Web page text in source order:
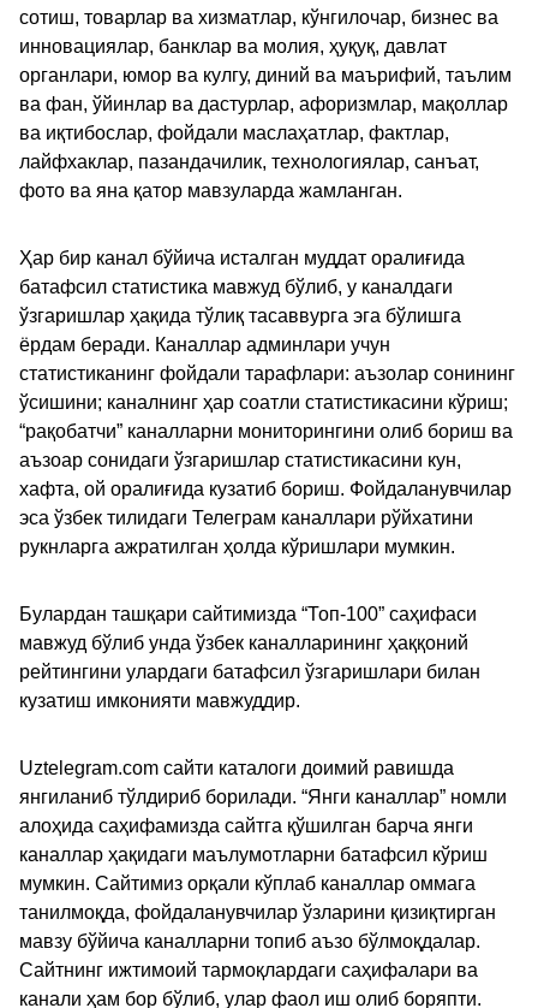
сотиш, товарлар ва хизматлар, кўнгилочар, бизнес ва
инновациялар, банклар ва молия, ҳуқуқ, давлат
органлари, юмор ва кулгу, диний ва маърифий, таълим
ва фан, ўйинлар ва дастурлар, афоризмлар, мақоллар
ва иқтибослар, фойдали маслаҳатлар, фактлар,
лайфхаклар, пазандачилик, технологиялар, санъат,
фото ва яна қатор мавзуларда жамланган.
Ҳар бир канал бўйича исталган муддат оралиғида
батафсил статистика мавжуд бўлиб, у каналдаги
ўзгаришлар ҳақида тўлиқ тасаввурга эга бўлишга
ёрдам беради. Каналлар админлари учун
статистиканинг фойдали тарафлари: аъзолар сонининг
ўсишини; каналнинг ҳар соатли статистикасини кўриш;
“рақобатчи” каналларни мониторингини олиб бориш ва
аъзоар сонидаги ўзгаришлар статистикасини кун,
хафта, ой оралиғида кузатиб бориш. Фойдаланувчилар
эса ўзбек тилидаги Телеграм каналлари рўйхатини
рукнларга ажратилган ҳолда кўришлари мумкин.
Булардан ташқари сайтимизда “Топ-100” саҳифаси
мавжуд бўлиб унда ўзбек каналларининг ҳаққоний
рейтингини улардаги батафсил ўзгаришлари билан
кузатиш имконияти мавжуддир.
Uztelegram.com сайти каталоги доимий равишда
янгиланиб тўлдириб борилади. “Янги каналлар” номли
алоҳида саҳифамизда сайтга қўшилган барча янги
каналлар ҳақидаги маълумотларни батафсил кўриш
мумкин. Сайтимиз орқали кўплаб каналлар оммага
танилмоқда, фойдаланувчилар ўзларини қизиқтирган
мавзу бўйича каналларни топиб аъзо бўлмоқдалар.
Сайтнинг ижтимоий тармоқлардаги саҳифалари ва
канали ҳам бор бўлиб, улар фаол иш олиб боряпти.